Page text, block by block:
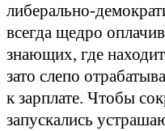
либерально-
всегда щедро
знающих, где
зато слепо
к зарплате. Чтобы
запускались